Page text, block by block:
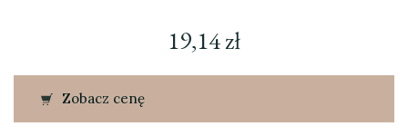
19,14zł
Zobacz cenę